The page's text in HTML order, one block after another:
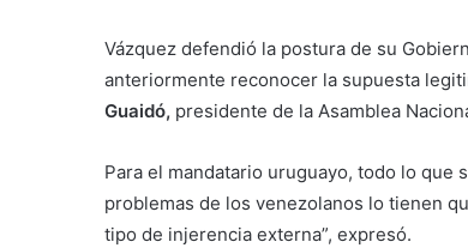
Vázquez defendió la postura de su
anteriormente reconocer la supuesta
Guaidó, presidente de la Asamblea
Para el mandatario uruguayo, todo lo que
problemas de los venezolanos lo tienen
tipo de injerencia externa”, expresó.